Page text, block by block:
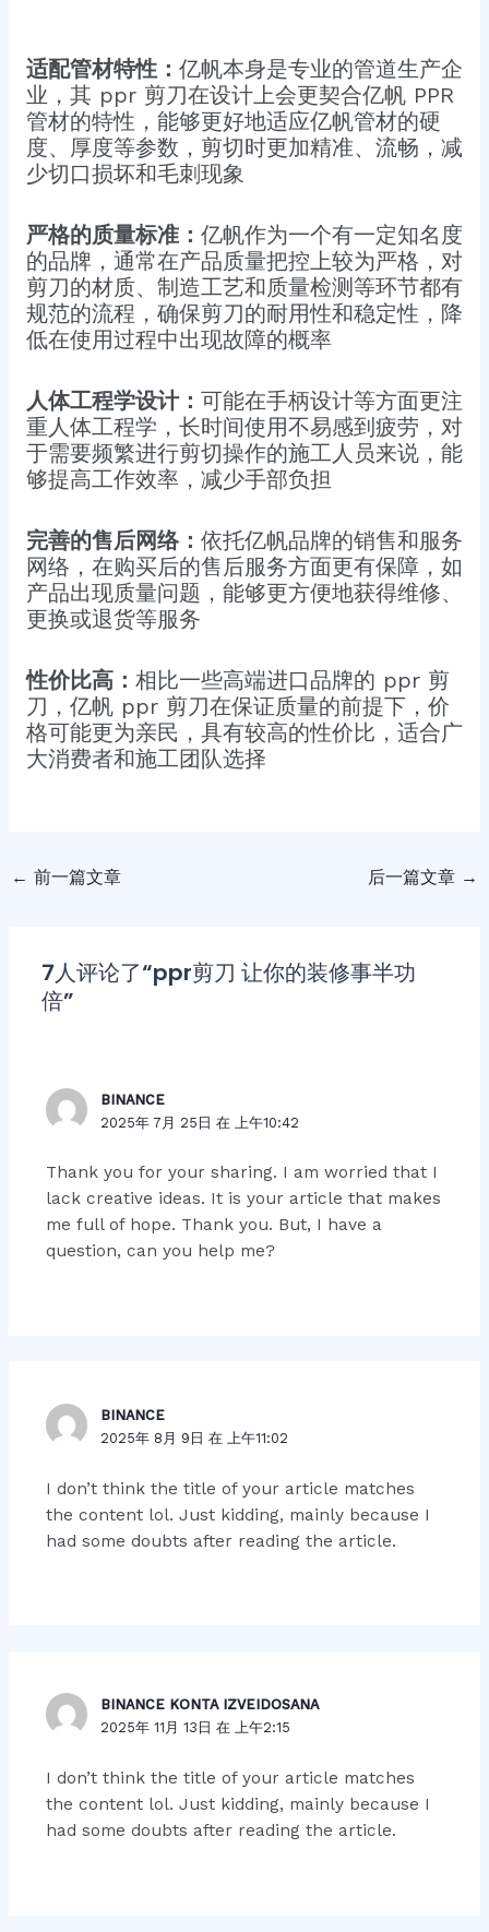
适配管材特性： 亿帆本身是专业的管道生产企
业，其 ppr 剪刀在设计上会更契合亿帆 PPR
管材的特性，能够更好地适应亿帆管材的硬
度、厚度等参数，剪切时更加精准、流畅，减
少切口损坏和毛刺现象
严格的质量标准： 亿帆作为一个有一定知名度
的品牌，通常在产品质量把控上较为严格，对
剪刀的材质、制造工艺和质量检测等环节都有
规范的流程，确保剪刀的耐用性和稳定性，降
低在使用过程中出现故障的概率
人体工程学设计： 可能在手柄设计等方面更注
重人体工程学，长时间使用不易感到疲劳，对
于需要频繁进行剪切操作的施工人员来说，能
够提高工作效率，减少手部负担
完善的售后网络： 依托亿帆品牌的销售和服务
网络，在购买后的售后服务方面更有保障，如
产品出现质量问题，能够更方便地获得维修、
更换或退货等服务
性价比高： 相比一些高端进口品牌的 ppr 剪
刀，亿帆 ppr 剪刀在保证质量的前提下，价
格可能更为亲民，具有较高的性价比，适合广
大消费者和施工团队选择
← 前一篇文章 后一篇文章 →
7人评论了“ppr剪刀 让你的装修事半功
倍”
BINANCE
2025年 7月 25日 在 上午10:42
Thank you for your sharing. I am worried that I
lack creative ideas. It is your article that makes
me full of hope. Thank you. But, I have a
question, can you help me?
BINANCE
2025年 8月 9日 在 上午11:02
I don’t think the title of your article matches
the content lol. Just kidding, mainly because I
had some doubts after reading the article.
BINANCE KONTA IZVEIDOSANA
2025年 11月 13日 在 上午2:15
I don’t think the title of your article matches
the content lol. Just kidding, mainly because I
had some doubts after reading the article.